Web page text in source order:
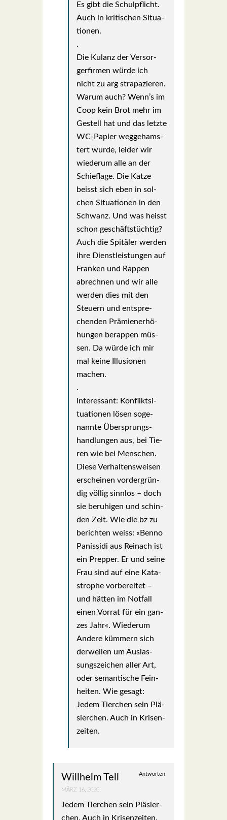
Es gibt die Schul­pflicht.
Auch in kri­ti­schen Situa­
tio­nen.
.
Die Kulanz der Ver­sor­
ger­fir­men wür­de ich
nicht zu arg stra­pa­zie­ren.
War­um auch? Wenn’s im
Coop kein Brot mehr im
Gestell hat und das letz­te
WC-Papier weg­ge­hams­
tert wur­de, lei­der wir
wie­der­um alle an der
Schief­la­ge. Die Kat­ze
beisst sich eben in sol­
chen Situa­tio­nen in den
Schwanz. Und was heisst
schon geschäfts­tüch­tig?
Auch die Spi­tä­ler wer­den
ihre Dienst­leis­tun­gen auf
Fran­ken und Rap­pen
abrech­nen und wir alle
wer­den dies mit den
Steu­ern und ent­spre­
chen­den Prä­mi­en­er­hö­
hun­gen berap­pen müs­
sen. Da wür­de ich mir
mal kei­ne Illu­sio­nen
machen.
.
Inter­es­sant: Kon­flikt­si­
tua­tio­nen lösen soge­
nann­te Über­sprungs­
hand­lun­gen aus, bei Tie­
ren wie bei Men­schen.
Die­se Ver­hal­tens­wei­sen
erschei­nen vor­der­grün­
dig völ­lig sinn­los – doch
sie beru­hi­gen und schin­
den Zeit. Wie die bz zu
berich­ten weiss: «Ben­no
Panis­si­di aus Rein­ach ist
ein Prep­per. Er und sei­ne
Frau sind auf eine Kata­
stro­phe vor­be­rei­tet –
und hät­ten im Not­fall
einen Vor­rat für ein gan­
zes Jahr«. Wie­der­um
Ande­re küm­mern sich
der­wei­len um Aus­las­
sungs­zei­chen aller Art,
oder seman­ti­sche Fein­
hei­ten. Wie gesagt:
Jedem Tier­chen sein Plä­
sier­chen. Auch in Kri­sen­
zei­ten.
Willhelm Tell Antworten
MÄRZ 16, 2020
Jedem Tier­chen sein Plä­sier­
chen. Auch in Kri­sen­zei­ten.